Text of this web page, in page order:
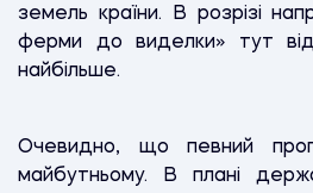
земель країни. В розрізі
ферми до виделки» тут
найбільше.
Очевидно, що певний
майбутньому. В плані